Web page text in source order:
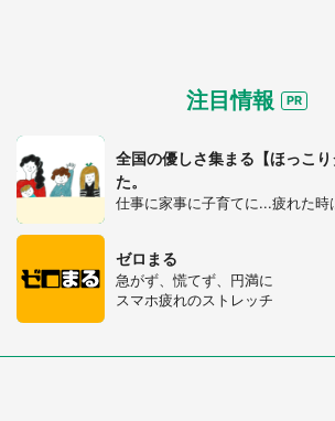
注目情報
全国の優しさ集まる【ほっこ
た。
仕事に家事に子育てに...疲れた時
ゼロまる
急がず、慌てず、円満に
スマホ疲れのストレッチ